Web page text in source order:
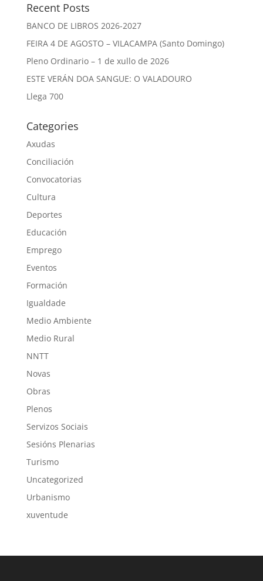
Recent Posts
BANCO DE LIBROS 2026-2027
FEIRA 4 DE AGOSTO – VILACAMPA (Santo Domingo)
Pleno Ordinario – 1 de xullo de 2026
ESTE VERÁN DOA SANGUE: O VALADOURO
Llega 700
Categories
Axudas
Conciliación
Convocatorias
Cultura
Deportes
Educación
Emprego
Eventos
Formación
Igualdade
Medio Ambiente
Medio Rural
NNTT
Novas
Obras
Plenos
Servizos Sociais
Sesións Plenarias
Turismo
Uncategorized
Urbanismo
xuventude